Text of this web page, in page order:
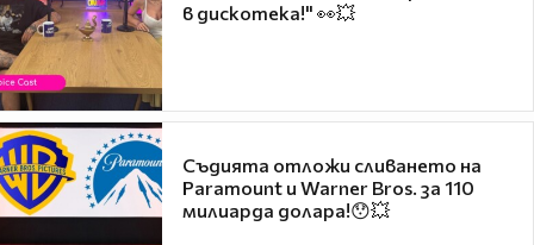
в дискотека!" 👀💥
Съдията отложи сливането на
Paramount и Warner Bros. за 110
милиарда долара!😯💥